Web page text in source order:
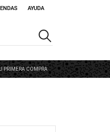
AYUDA
PRIMERA COMPRA